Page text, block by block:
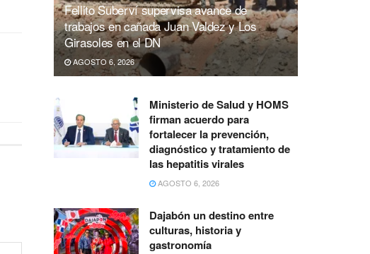
Fellito Suberví supervisa avance de
trabajos en cañada Juan Valdez y Los
Girasoles en el DN
AGOSTO 6, 2026
Ministerio de Salud y HOMS
firman acuerdo para
fortalecer la prevención,
diagnóstico y tratamiento de
las hepatitis virales
AGOSTO 6, 2026
Dajabón un destino entre
culturas, historia y
gastronomía